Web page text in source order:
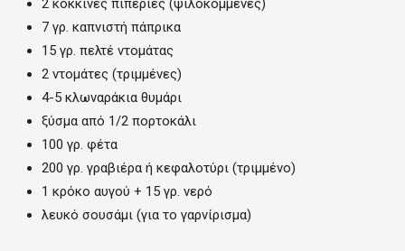
2 κόκκινες πιπεριές (ψιλοκομμένες)
7 γρ. καπνιστή πάπρικα
15 γρ. πελτέ ντομάτας
2 ντομάτες (τριμμένες)
4-5 κλωναράκια θυμάρι
ξύσμα από 1/2 πορτοκάλι
100 γρ. φέτα
200 γρ. γραβιέρα ή κεφαλοτύρι (τριμμένο)
1 κρόκο αυγού + 15 γρ. νερό
λευκό σουσάμι (για το γαρνίρισμα)